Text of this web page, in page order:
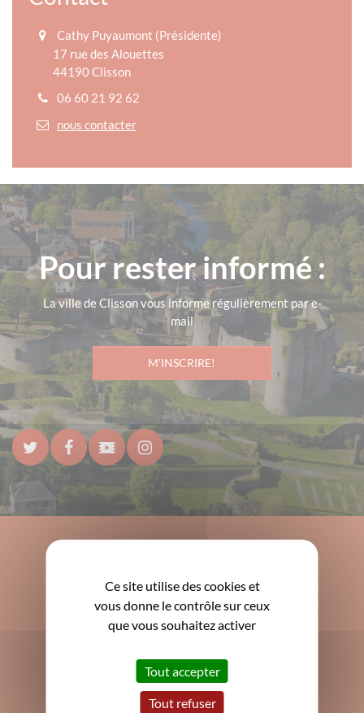
Cathy Puyaumont (Présidente)
17 rue des Alouettes
44190 Clisson
06 60 21 92 62
nous contacter
Pour rester informé :
La ville de Clisson vous informe régulièrement par e-
mail
M'INSCRIRE!
Mairie de Clisson
3 Grande rue de la Trinité
44190 Clisson
contact@mairie-clisson.fr
ACCUEIL
Ce site utilise des cookies et
vous donne le contrôle sur ceux
que vous souhaitez activer
Tout accepter
Tout refuser